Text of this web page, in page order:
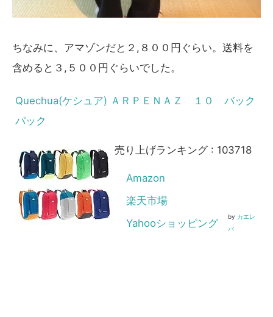
ちなみに、アマゾンだと２,８００円ぐらい。送料を
含めると３,５００円ぐらいでした。
Quechua(ケシュア) ＡＲＰＥＮＡＺ １０ バック
パック
売り上げランキング : 103718
Amazon
楽天市場
Yahooショッピング
by カエレ
バ